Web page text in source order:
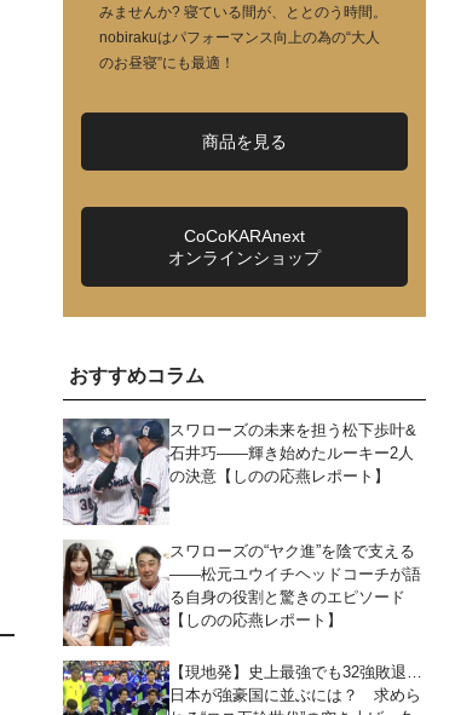
みませんか? 寝ている間が、ととのう時間。
nobirakuはパフォーマンス向上の為の“大人
のお昼寝”にも最適！
商品を見る
CoCoKARAnext
オンラインショップ
おすすめコラム
スワローズの未来を担う松下歩叶&
石井巧――輝き始めたルーキー2人
の決意【しのの応燕レポート】
スワローズの“ヤク進”を陰で支える
――松元ユウイチヘッドコーチが語
る自身の役割と驚きのエピソード
【しのの応燕レポート】
【現地発】史上最強でも32強敗退…
日本が強豪国に並ぶには？ 求めら